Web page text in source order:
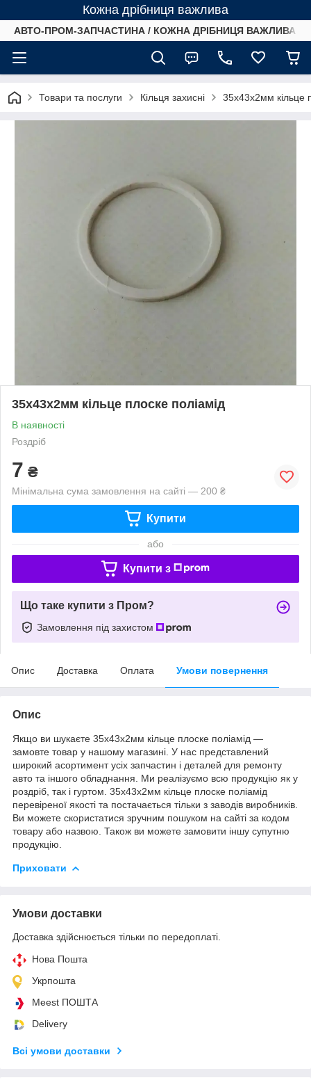
Кожна дрібниця важлива
АВТО-ПРОМ-ЗАПЧАСТИНА / КОЖНА ДРІБНИЦЯ ВАЖЛИВА /
Товари та послуги Кільця захисні 35х43х2мм кільце
35х43х2мм кільце плоске поліамід
В наявності
Роздріб
7 ₴
Мінімальна сума замовлення на сайті — 200 ₴
Купити
або
Купити з
Що таке купити з Пром?
Замовлення під захистом
Опис Доставка Оплата Умови повернення
Опис
Якщо ви шукаєте 35х43х2мм кільце плоске поліамід —
замовте товар у нашому магазині. У нас представлений
широкий асортимент усіх запчастин і деталей для ремонту
авто та іншого обладнання. Ми реалізуємо всю продукцію як у
роздріб, так і гуртом. 35х43х2мм кільце плоске поліамід
перевіреної якості та постачається тільки з заводів виробників.
Ви можете скористатися зручним пошуком на сайті за кодом
товару або назвою. Також ви можете замовити іншу супутню
продукцію.
Приховати
Умови доставки
Доставка здійснюється тільки по передоплаті.
Нова Пошта
Укрпошта
Meest ПОШТА
Delivery
Всі умови доставки